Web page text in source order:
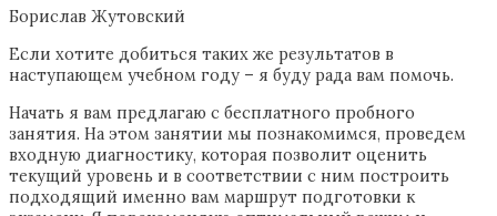
Борислав Жутовский
Если хотите добиться таких же результатов в
наступающем учебном году – я буду рада вам помочь.
Начать я вам предлагаю с бесплатного пробного
занятия. На этом занятии мы познакомимся, проведем
входную диагностику, которая позволит оценить
текущий уровень и в соответствии с ним построить
подходящий именно вам маршрут подготовки к